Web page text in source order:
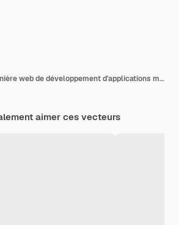
Concept de bannière web de développement d'applications mobiles. Technologie moderne et connexion Internet. Interface de smartphone. Codage et programmation. Illustration en style cartoon
aimer ces vecteurs